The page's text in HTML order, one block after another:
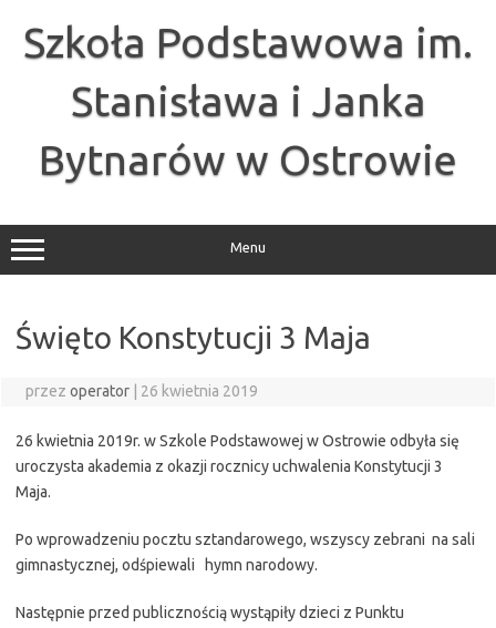
treściSzkoła Podstawowa im.
Stanisława i Janka
Bytnarów w Ostrowie
Menu
Święto Konstytucji 3 Maja
przez operator 26 kwietnia 2019
26 kwietnia 2019r. w Szkole Podstawowej w Ostrowie odbyła się
uroczysta akademia z okazji rocznicy uchwalenia Konstytucji 3
Maja.
Po wprowadzeniu pocztu sztandarowego, wszyscy zebrani na sali
gimnastycznej, odśpiewali hymn narodowy.
Następnie przed publicznością wystąpiły dzieci z Punktu